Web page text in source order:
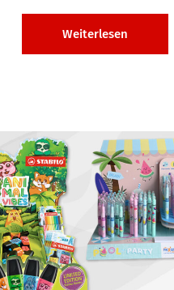
Weiterlesen